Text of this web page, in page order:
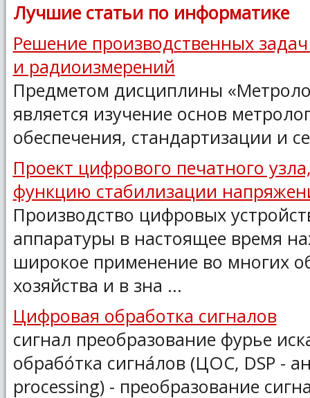
Лучшие статьи по информатике
Решение производственных
и радиоизмерений
Предметом дисциплины
является изучение основ
обеспечения, стандартизации и
Проект цифрового печатного
функцию стабилизации
Производство цифровых
аппаратуры в настоящее время
широкое применение во многих
хозяйства и в зна ...
Цифровая обработка сигналов
сигнал преобразование фурье
обрабо́тка сигна́лов (ЦОС, DSP -
processing) - преобразование